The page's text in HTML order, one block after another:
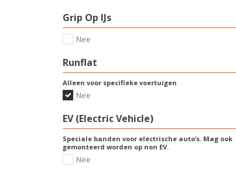
Grip Op IJs
Nee
Runflat
Alleen voor specifieke voertuigen
Nee
EV (Electric Vehicle)
Speciale banden voor electrische auto’s. Mag ook
gemonteerd worden op non EV.
Nee